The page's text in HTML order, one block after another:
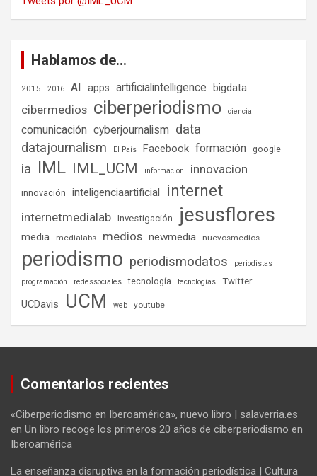
Hablamos de…
2015 2016 AI apps artificialintelligence bigdata
cibermedios ciberperiodismo ciencia
comunicación cyberjournalism data
datajournalism El País Facebook formación google
ia IML IML_UCM información innovacion
innovación inteligenciaartificial internet
internetmedialab Investigación jesusflores
media medialabs medios newmedia nuevosmedios
periodismo periodismodatos
periodistas
programación
redessociales tecnología tecnologías Twitter
UCDavis UCM web youtube
Comentarios recientes
«Ciberperiodismo en Iberoamérica», nuevo libro | salaverria.es
en Un libro recoge los primeros 20 años de ciberperiodismo en
Iberoamérica
La enseñanza disruptiva en la formación periodística | Cultura